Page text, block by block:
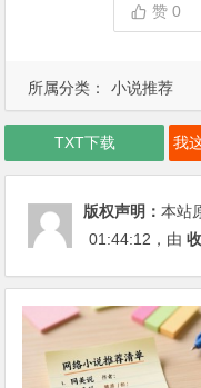
所属分类： 小说推荐
赞0
TXT下载
版权声明：本站
01:44:12 ，由